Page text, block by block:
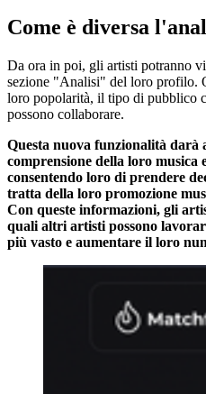
Come è diversa
Da ora in poi, gli artisti potranno
sezione "Analisi" del loro profilo.
loro popolarità, il tipo di pubblico
possono collaborare.
Questa nuova funzionalità darà
comprensione della loro musica
consentendo loro di prendere
tratta della loro promozione
Con queste informazioni, gli
quali altri artisti possono
più vasto e aumentare il loro